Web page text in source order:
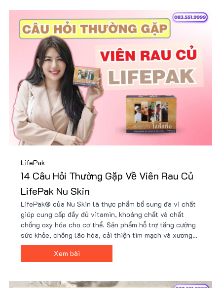
LifePak
14 Câu Hỏi Thường Gặp Về Viên Rau Củ
LifePak Nu Skin
LifePak® của Nu Skin là thực phẩm bổ sung đa vi chất
giúp cung cấp đầy đủ vitamin, khoáng chất và chất
chống oxy hóa cho cơ thể. Sản phẩm hỗ trợ tăng cường
sức khỏe, chống lão hóa, cải thiện tim mạch và xương
khớp. Với công thức hơn 40 thành phần tự nhiên,
LifePak là lựa chọn lý tưởng cho sức khỏe toàn diện.
Xem bài